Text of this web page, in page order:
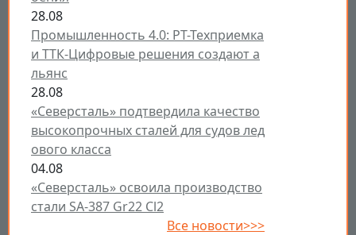
28.08
Промышленность 4.0: РТ-Техприемка
и ТТК-Цифровые решения создают а
льянс
28.08
«Северсталь» подтвердила качество
высокопрочных сталей для судов лед
ового класса
04.08
«Северсталь» освоила производство
стали SA-387 Gr22 Cl2
Все новости>>>